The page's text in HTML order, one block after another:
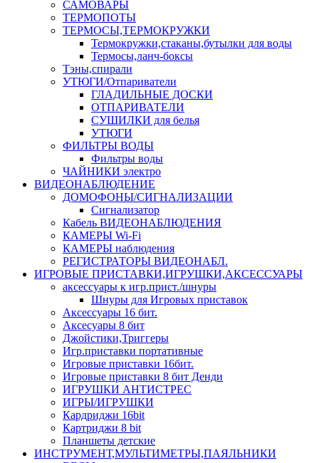
САМОВАРЫ
ТЕРМОПОТЫ
ТЕРМОСЫ,ТЕРМОКРУЖКИ
Термокружки,стаканы,бутылки для воды
Термосы,ланч-боксы
Тэны,спирали
УТЮГИ/Отпариватели
ГЛАДИЛЬНЫЕ ДОСКИ
ОТПАРИВАТЕЛИ
СУШИЛКИ для белья
УТЮГИ
ФИЛЬТРЫ ВОДЫ
Фильтры воды
ЧАЙНИКИ электро
ВИДЕОНАБЛЮДЕНИЕ
ДОМОФОНЫ/СИГНАЛИЗАЦИИ
Сигнализатор
Кабель ВИДЕОНАБЛЮДЕНИЯ
КАМЕРЫ Wi-Fi
КАМЕРЫ наблюдения
РЕГИСТРАТОРЫ ВИДЕОНАБЛ.
ИГРОВЫЕ ПРИСТАВКИ,ИГРУШКИ,АКСЕССУАРЫ
аксесcуары к игр.прист./шнуры
Шнуры для Игровых приставок
Аксессуары 16 бит.
Аксесуары 8 бит
Джойстики,Триггеры
Игр.приставки портативные
Игровые приставки 16бит.
Игровые приставки 8 бит Денди
ИГРУШКИ АНТИСТРЕС
ИГРЫ/ИГРУШКИ
Кардриджи 16bit
Картриджи 8 bit
Планшеты детские
ИНСТРУМЕНТ,МУЛЬТИМЕТРЫ,ПАЯЛЬНИКИ